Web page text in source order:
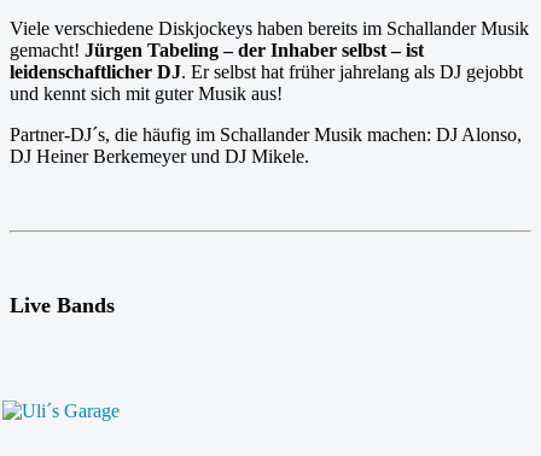
Viele verschiedene Diskjockeys haben bereits im Schallander Musik
gemacht! Jürgen Tabeling – der Inhaber selbst – ist
leidenschaftlicher DJ. Er selbst hat früher jahrelang als DJ gejobbt
und kennt sich mit guter Musik aus!
Partner-DJ´s, die häufig im Schallander Musik machen: DJ Alonso,
DJ Heiner Berkemeyer und DJ Mikele.
Live Bands